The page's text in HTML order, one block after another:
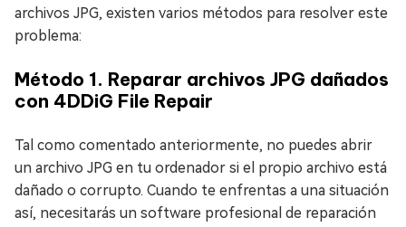
archivos JPG, existen varios métodos para resolver este
problema:
Método 1. Reparar archivos JPG dañados
con 4DDiG File Repair
Tal como comentado anteriormente, no puedes abrir
un archivo JPG en tu ordenador si el propio archivo está
dañado o corrupto. Cuando te enfrentas a una situación
así, necesitarás un software profesional de reparación